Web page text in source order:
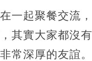
一起聚餐交流，
其實大家都沒有
常深厚的友誼。